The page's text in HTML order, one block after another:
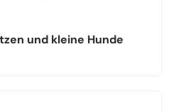
und kleine Hunde